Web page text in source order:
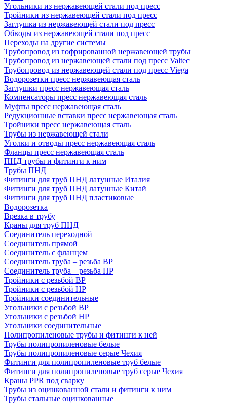
Угольники из нержавеющей стали под пресс
Тройники из нержавеющей стали под пресс
Заглушка из нержавеющей стали под пресс
Обводы из нержавеющей стали под пресс
Переходы на другие системы
Трубопровод из гофрированной нержавеющей трубы
Трубопровод из нержавеющей стали под пресс Valtec
Трубопровод из нержавеющей стали под пресс Viega
Водорозетки пресс нержавеющая сталь
Заглушки пресс нержавеющая сталь
Компенсаторы пресс нержавеющая сталь
Муфты пресс нержавеющая сталь
Редукционные вставки пресс нержавеющая сталь
Тройники пресс нержавеющая сталь
Трубы из нержавеющей стали
Уголки и отводы пресс нержавеющая сталь
Фланцы пресс нержавеющая сталь
ПНД трубы и фитинги к ним
Трубы ПНД
Фитинги для труб ПНД латунные Италия
Фитинги для труб ПНД латунные Китай
Фитинги для труб ПНД пластиковые
Водорозетка
Врезка в трубу
Краны для труб ПНД
Соединитель переходной
Соединитель прямой
Соединитель с фланцем
Соединитель труба – резьба ВР
Соединитель труба – резьба НР
Тройники с резьбой ВР
Тройники с резьбой НР
Тройники соединительные
Угольники с резьбой ВР
Угольники с резьбой НР
Угольники соединительные
Полипропиленовые трубы и фитинги к ней
Трубы полипропиленовые белые
Трубы полипропиленовые серые Чехия
Фитинги для полипропиленовые труб белые
Фитинги для полипропиленовые труб серые Чехия
Краны PPR под сварку
Трубы из оцинкованной стали и фитинги к ним
Трубы стальные оцинкованные